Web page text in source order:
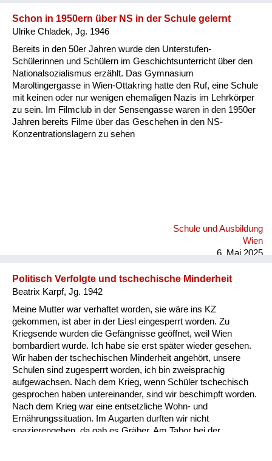
Schon in 1950ern über NS in der Schule gelernt
Ulrike Chladek, Jg. 1946
Bereits in den 50er Jahren wurde den Unterstufen-
Schülerinnen und Schülern im Geschichtsunterricht über den
Nationalsozialismus erzählt. Das Gymnasium
Maroltingergasse in Wien-Ottakring hatte den Ruf, eine Schule
mit keinen oder nur wenigen ehemaligen Nazis im Lehrkörper
zu sein. Im Filmclub in der Sensengasse waren in den 1950er
Jahren bereits Filme über das Geschehen in den NS-
Konzentrationslagern zu sehen
Schule und Ausbildung
Wien
6. Mai 2025
Politisch Verfolgte und tschechische Minderheit
Beatrix Karpf, Jg. 1942
Meine Mutter war verhaftet worden, sie wäre ins KZ
gekommen, ist aber in der Liesl eingesperrt worden. Zu
Kriegsende wurden die Gefängnisse geöffnet, weil Wien
bombardiert wurde. Ich habe sie erst später wieder gesehen.
Wir haben der tschechischen Minderheit angehört, unsere
Schulen sind zugesperrt worden, ich bin zweisprachig
aufgewachsen. Nach dem Krieg, wenn Schüler tschechisch
gesprochen haben untereinander, sind wir beschimpft worden.
Nach dem Krieg war eine entsetzliche Wohn- und
Ernährungssituation. Im Augarten durften wir nicht
spazierengehen, da gab es Gräber. Am Tabor bei der